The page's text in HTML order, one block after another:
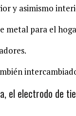
y asimismo
metal para el
el electrodo de